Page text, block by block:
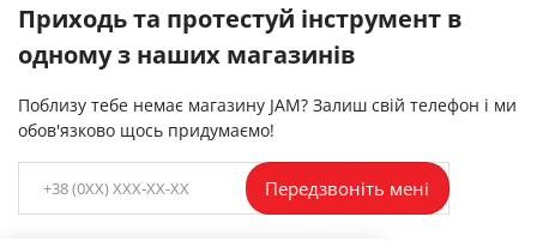
Приходь та протестуй інструмент в
одному з наших магазинів
Поблизу тебе немає магазину JAM? Залиш свій телефон і ми
обов'язково щось придумаємо!
Передзвоніть мені